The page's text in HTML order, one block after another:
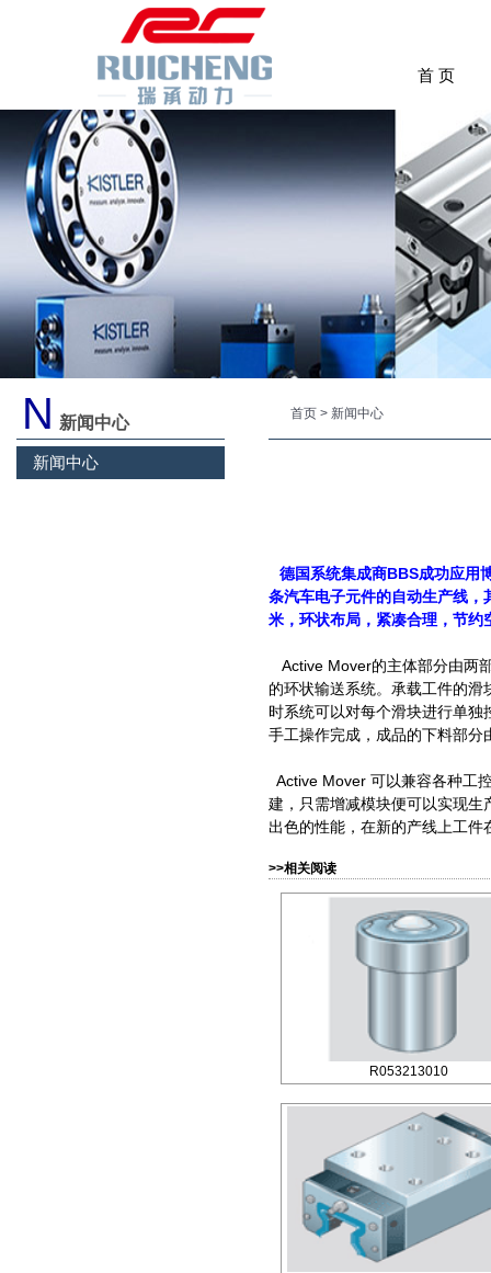
首 页
N 新闻中心
新闻中心
首页 > 新闻中心
德国系统集成商BBS成功应用
条汽车电子元件的自动生产线
米，环状布局，紧凑合理，节
Active Mover的主体部分由两
的环状输送系统。承载工件的
时系统可以对每个滑块进行单
手工操作完成，成品的下料部
Active Mover 可以兼容各种工
建，只需增减模块便可以实现
出色的性能，在新的产线上工
>>相关阅读
R053213010